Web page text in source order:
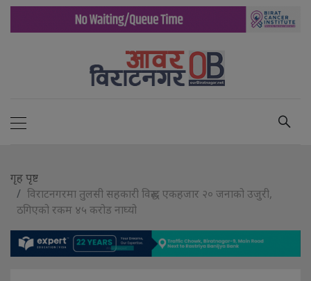
गृह पृष्ट
विराटनगरमा तुलसी सहकारी विरुद्ध एकहजार २० जनाको उजुरी,
ठगिएको रकम ४५ करोड नाघ्यो